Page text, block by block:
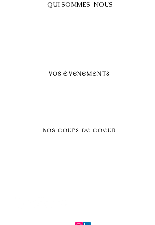
QUI SOMMES-NOUS
VOS ÉVENEMENTS
NOS COUPS DE COEUR